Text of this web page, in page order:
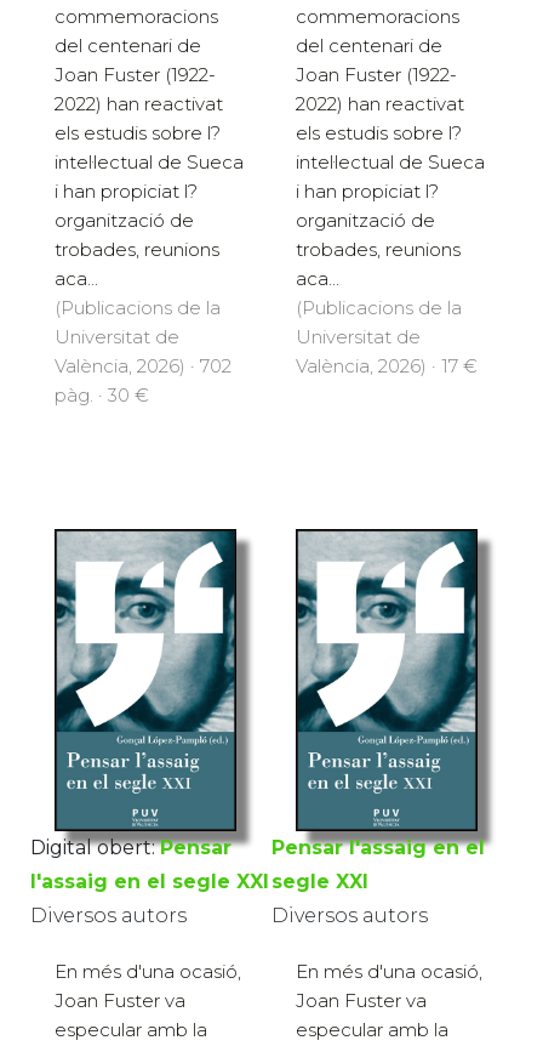
commemoracions
del centenari de
Joan Fuster (1922-
2022) han reactivat
els estudis sobre l?
intel·lectual de Sueca
i han propiciat l?
organització de
trobades, reunions
aca...
(Publicacions de la
Universitat de
València, 2026) · 702
pàg. · 30 €
commemoracions
del centenari de
Joan Fuster (1922-
2022) han reactivat
els estudis sobre l?
intel·lectual de Sueca
i han propiciat l?
organització de
trobades, reunions
aca...
(Publicacions de la
Universitat de
València, 2026) · 17 €
Digital obert: Pensar
l'assaig en el segle XXI
Diversos autors
En més d'una ocasió,
Joan Fuster va
especular amb la
Pensar l'assaig en el
segle XXI
Diversos autors
En més d'una ocasió,
Joan Fuster va
especular amb la